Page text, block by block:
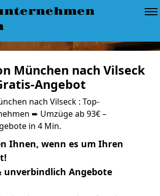
München nach Vilseck
Angebot
nach Vilseck : Top-
➨ Umzüge ab 93€ –
in 4 Min.
Ihnen, wenn es um Ihren
unverbindlich Angebote